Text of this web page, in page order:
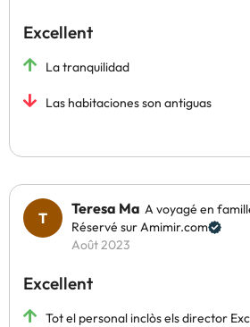
Excellent
La tranquilidad
Las habitaciones son antiguas
Teresa Ma A voyagé en
Réservé sur Amimir.com
Août 2023
Excellent
Tot el personal inclòs els director